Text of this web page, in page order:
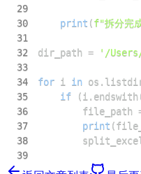
29
30
print (f"拆分完
31
32
dir_path =
'/
33
34
for i in os .
35
if ( i . endswith
36
        file_path
37
print (
38
39